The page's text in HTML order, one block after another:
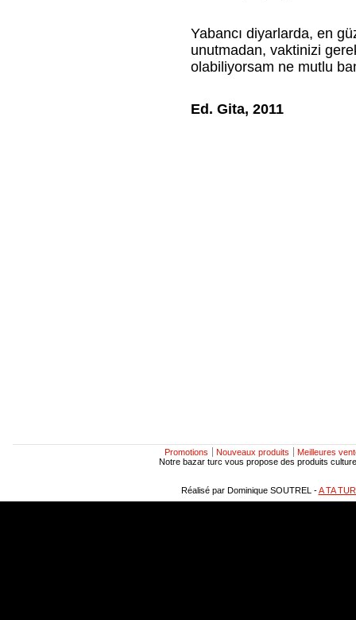
Yabancı diyarlarda, en
unutmadan, vaktinizi
olabiliyorsam ne mutlu
Ed. Gita, 2011
Promotions Nouveaux produits
Meilleures
Notre bazar turc vous propose des produits
Réalisé par Dominique SOUTREL -A TA